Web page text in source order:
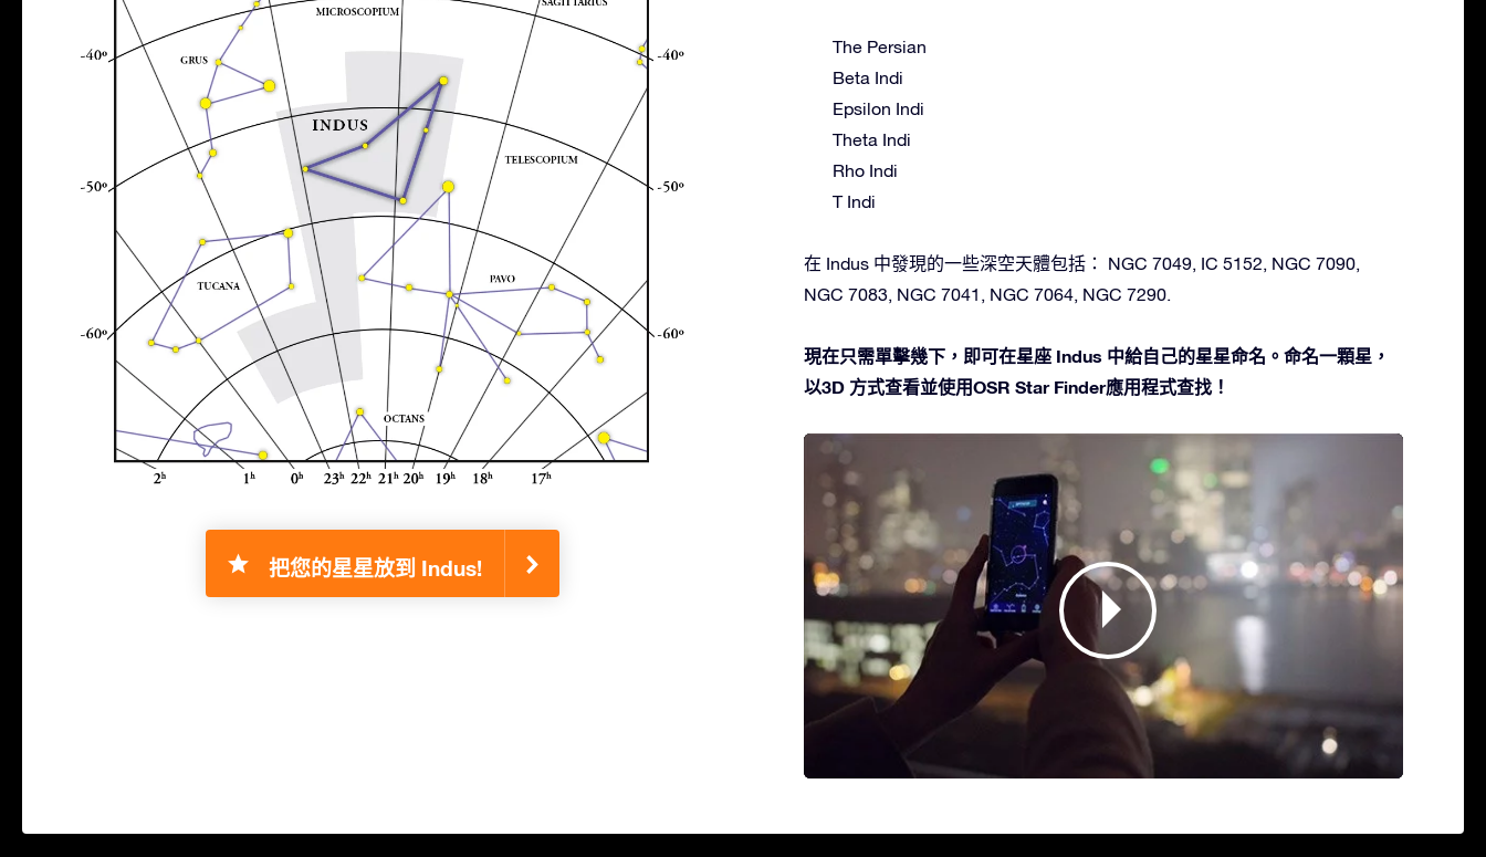
把您的星星放到 Indus!
The Persian
Beta Indi
Epsilon Indi
Theta Indi
Rho Indi
T Indi
在 Indus 中發現的一些深空天體包括： NGC 7049, IC 5152, NGC 7090,
NGC 7083, NGC 7041, NGC 7064, NGC 7290.
現在只需單擊幾下，即可在星座 Indus 中給自己的星星命名。命名一顆星，
以3D 方式查看並使用OSR Star Finder應用程式查找！